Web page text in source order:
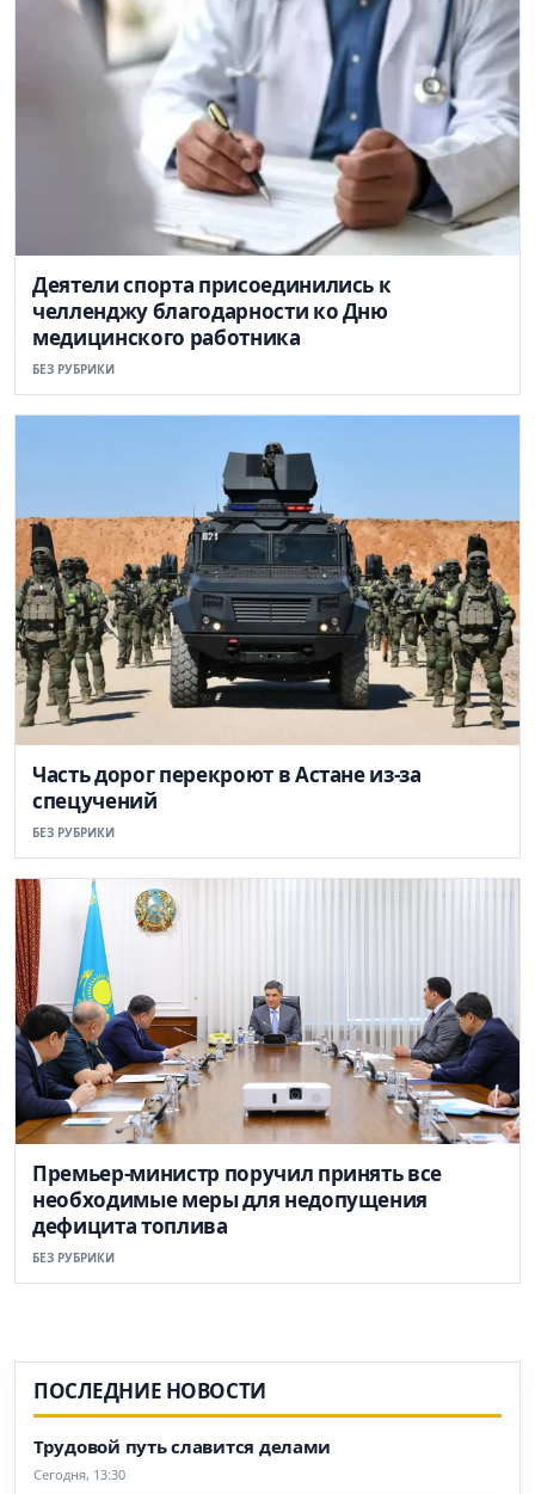
Деятели спорта присоединились к
челленджу благодарности ко Дню
медицинского работника
БЕЗ РУБРИКИ
Часть дорог перекроют в Астане из-за
спецучений
БЕЗ РУБРИКИ
Премьер-министр поручил принять все
необходимые меры для недопущения
дефицита топлива
БЕЗ РУБРИКИ
ПОСЛЕДНИЕ НОВОСТИ
Трудовой путь славится делами
Сегодня, 13:30